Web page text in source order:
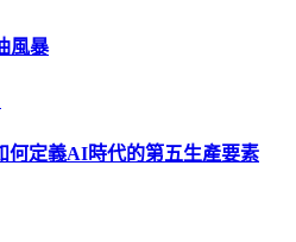
風暴
定義AI時代的第五生產要素